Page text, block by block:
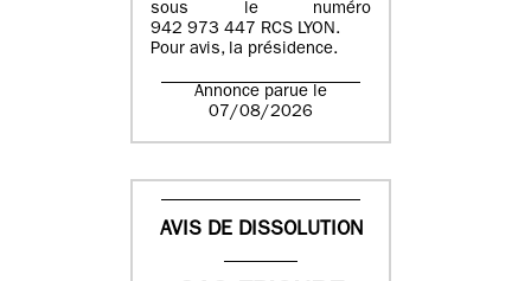
sous le numéro
942 973 447 RCS LYON.
Pour avis, la présidence.
Annonce parue le
07/08/2026
AVIS DE DISSOLUTION